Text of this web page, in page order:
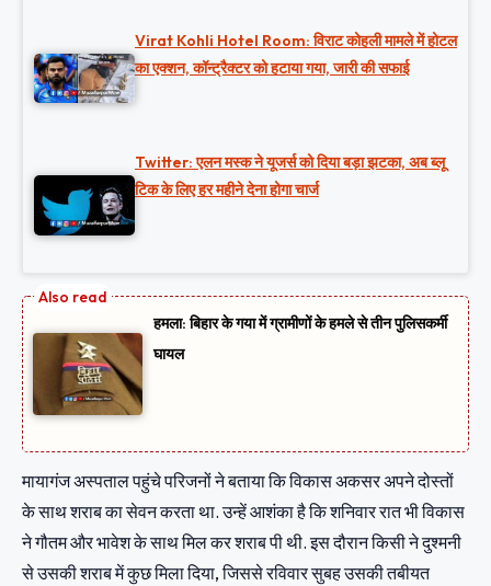
Virat Kohli Hotel Room: विराट कोहली मामले में होटल
का एक्शन, कॉन्ट्रैक्टर को हटाया गया, जारी की सफाई
Twitter: एलन मस्क ने यूजर्स को दिया बड़ा झटका, अब ब्लू
टिक के लिए हर महीने देना होगा चार्ज
हमला: बिहार के गया में ग्रामीणों के हमले से तीन पुलिसकर्मी
घायल
मायागंज अस्पताल पहुंचे परिजनों ने बताया कि विकास अकसर अपने दोस्तों
के साथ शराब का सेवन करता था. उन्हें आशंका है कि शनिवार रात भी विकास
ने गौतम और भावेश के साथ मिल कर शराब पी थी. इस दौरान किसी ने दुश्मनी
से उसकी शराब में कुछ मिला दिया, जिससे रविवार सुबह उसकी तबीयत